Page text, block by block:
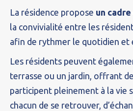
La résidence propose un
la convivialité entre les
afin de rythmer le quotidien et
Les résidents peuvent
terrasse ou un jardin, offrant
participent pleinement à la vie
chacun de se retrouver,